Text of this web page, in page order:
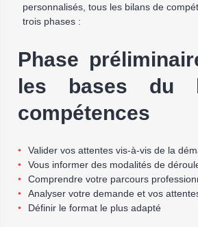
personnalisés, tous les bilans de
trois phases :
Phase
les bases du
compétences
Valider vos attentes vis-à-vis de la
Vous informer des modalités de
Comprendre votre parcours
Analyser votre demande et vos
Définir le format le plus adapté